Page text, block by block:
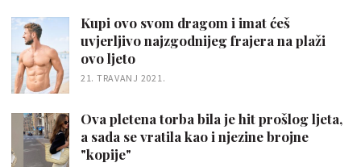
Kupi ovo svom dragom i imat ćeš
uvjerljivo najzgodnijeg frajera na plaži
ovo ljeto
21. TRAVANJ 2021.
Ova pletena torba bila je hit prošlog ljeta,
a sada se vratila kao i njezine brojne
"kopije"